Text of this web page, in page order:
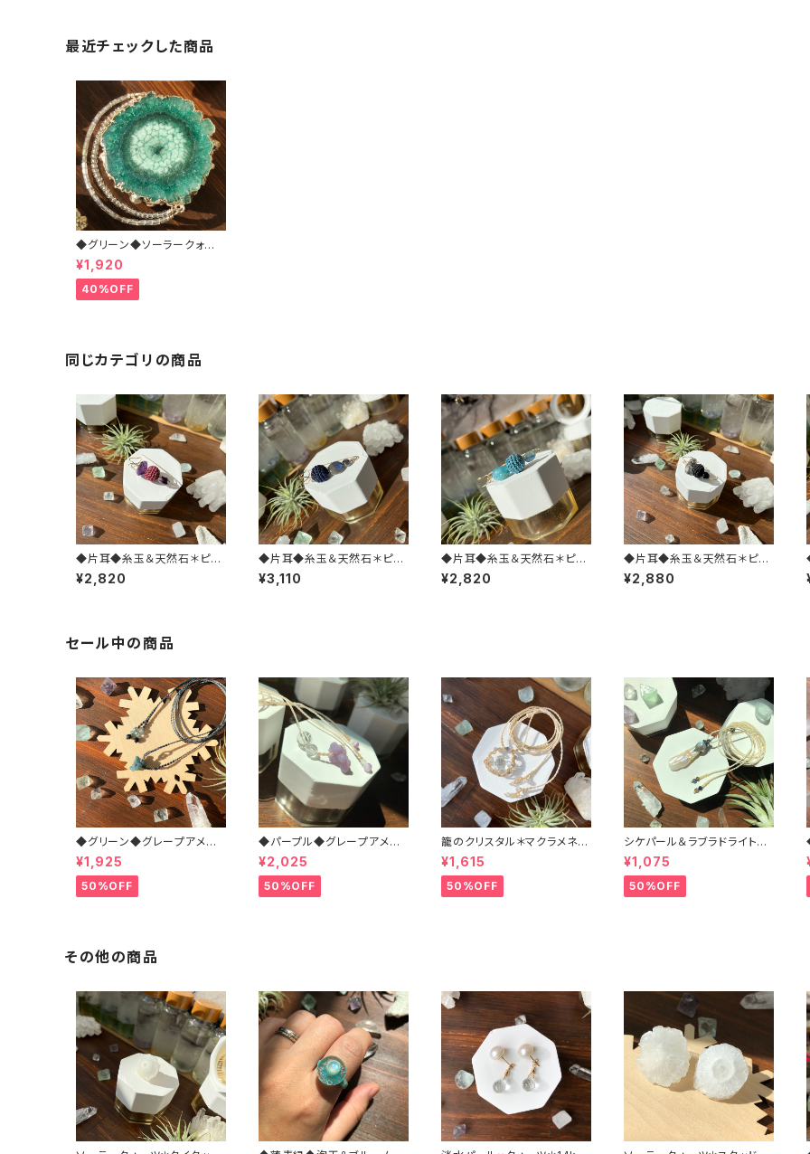
最近チェックした商品
◆グリーン◆ソーラークォー
ツ＆ビーズ ブローチ
¥1,920
40%OFF
同じカテゴリの商品
◆片耳◆糸玉＆天然石＊ピン
型ピアス(パープル)
¥2,820
◆片耳◆糸玉＆天然石＊ピン
型ピアス(ネイビー)
¥3,110
◆片耳◆糸玉＆天然石＊ピン
型ピアス(ブルー)
¥2,820
◆片耳◆糸玉＆天然石＊ピン
型ピアス(ブラック)
¥2,880
セール中の商品
◆グリーン◆グレープアメシ
スト＊マクラメネックレス
¥1,925
50%OFF
◆パープル◆グレープアメシ
スト＊マクラメネックレス
¥2,025
50%OFF
籠のクリスタル＊マクラメネッ
クレス
¥1,615
50%OFF
シケパール＆ラブラドライト＊
マクラメペンダント
¥1,075
50%OFF
その他の商品